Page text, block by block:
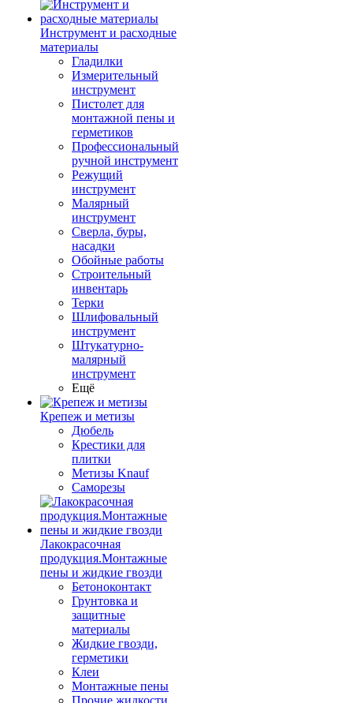
Инструмент и расходные
материалы
Гладилки
Измерительный
инструмент
Пистолет для
монтажной пены и
герметиков
Профессиональный
ручной инструмент
Режущий
инструмент
Малярный
инструмент
Сверла, буры,
насадки
Обойные работы
Строительный
инвентарь
Терки
Шлифовальный
инструмент
Штукатурно-
малярный
инструмент
Ещё
Крепеж и метизы
Дюбель
Крестики для
плитки
Метизы Knauf
Саморезы
Лакокрасочная
продукция.Монтажные
пены и жидкие гвозди
Бетоноконтакт
Грунтовка и
защитные
материалы
Жидкие гвозди,
герметики
Клеи
Монтажные пены
Прочие жидкости